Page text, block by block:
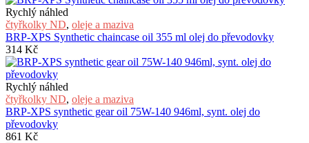
Rychlý náhled
čtyřkolky ND, oleje a maziva
BRP-XPS Synthetic chaincase oil 355 ml olej do převodovky
314 Kč
Rychlý náhled
čtyřkolky ND, oleje a maziva
BRP-XPS synthetic gear oil 75W-140 946ml, synt. olej do
převodovky
861 Kč